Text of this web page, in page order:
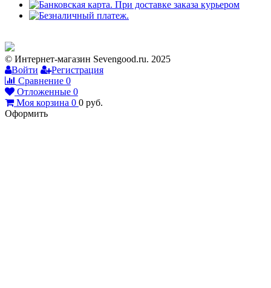
© Интернет-магазин Sevengood.ru. 2025
Войти
Регистрация
Сравнение 0
Отложенные 0
Моя корзина 0 0 руб.
Оформить